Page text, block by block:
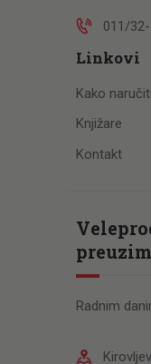
011/
Linkovi
Kako naručiti
Knjižare
Kontakt
Radnim